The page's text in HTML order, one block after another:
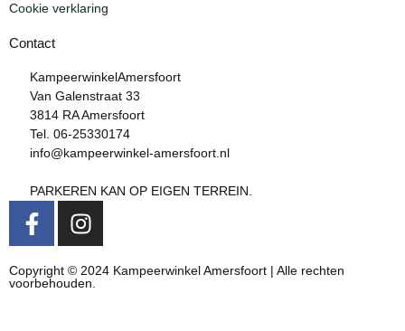
Cookie verklaring
Contact
KampeerwinkelAmersfoort
Van Galenstraat 33
3814 RA Amersfoort
Tel. 06-25330174
info@kampeerwinkel-amersfoort.nl
PARKEREN KAN OP EIGEN TERREIN.
Copyright © 2024 Kampeerwinkel Amersfoort | Alle rechten
voorbehouden.